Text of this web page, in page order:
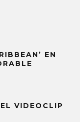
EN
VIDEOCLIP